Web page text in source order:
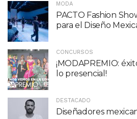
MODA
PACTO Fashion
para el Diseño
CONCURSOS
¡MODAPREMIO:
lo presencial!
DESTACADO
Diseñadores